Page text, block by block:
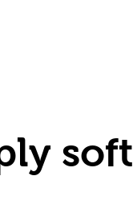
soft